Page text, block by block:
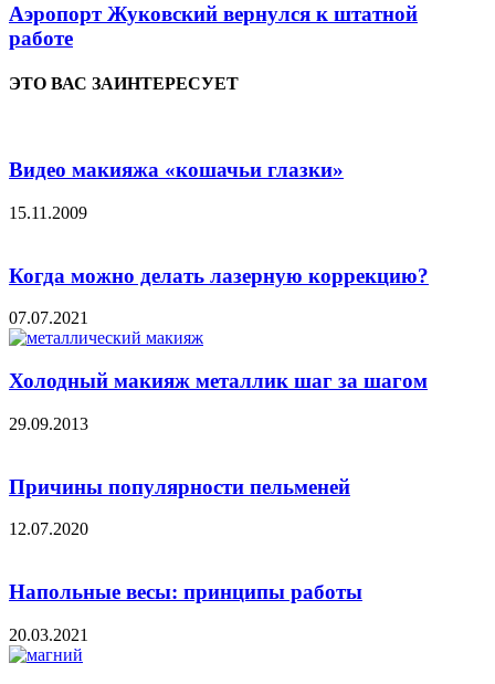
Аэропорт Жуковский вернулся к штатной
работе
ЭТО ВАС ЗАИНТЕРЕСУЕТ
Видео макияжа «кошачьи глазки»
15.11.2009
Когда можно делать лазерную коррекцию?
07.07.2021
Холодный макияж металлик шаг за шагом
29.09.2013
Причины популярности пельменей
12.07.2020
Напольные весы: принципы работы
20.03.2021